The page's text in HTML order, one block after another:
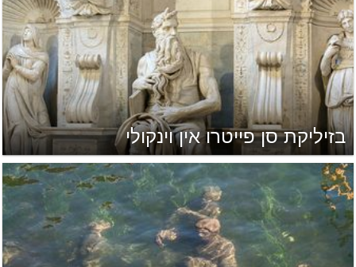
בזיליקת סן פייטרו אין וינקולי